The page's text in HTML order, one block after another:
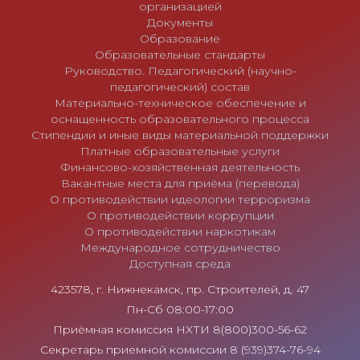
организацией
Документы
Образование
Образовательные стандарты
Руководство. Педагогический (научно-
педагогический) состав
Материально-техническое обеспечение и
оснащенность образовательного процесса
Стипендии и иные виды материальной поддержки
Платные образовательные услуги
Финансово-хозяйственная деятельность
Вакантные места для приёма (перевода)
О противодействии идеологии терроризма
О противодействии коррупции
О противодействии наркотикам
Международное сотрудничество
Доступная среда
423578, г. Нижнекамск, пр. Строителей, д. 47
Пн-Сб 08:00-17:00
Приёмная комиссия НХТИ 8(800)300-56-62
Секретарь приемной комиссии 8 (939)374-76-94